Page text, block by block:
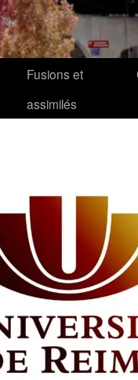
Fusions et
assimilés